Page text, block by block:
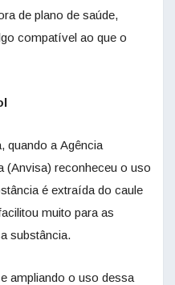
de plano de saúde,
compatível ao que o
quando a Agência
(Anvisa) reconheceu o uso
é extraída do caule
muito para as
substância.
ampliando o uso dessa